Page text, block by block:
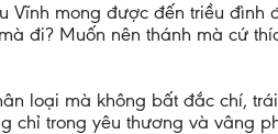
mong được đến triều
đi? Muốn nên thánh mà cứ
loại mà không bất đắc chí,
chỉ trong yêu thương và vâng